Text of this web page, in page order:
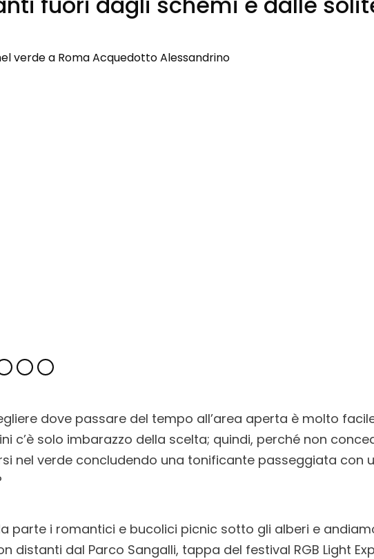
dove passare del tempo all’area aperta è molto
c’è solo imbarazzo della scelta; quindi, perché non
nel verde concludendo una tonificante passeggiata con
parte i romantici e bucolici picnic sotto gli alberi e
distanti dal Parco Sangalli, tappa del festival RGB Light